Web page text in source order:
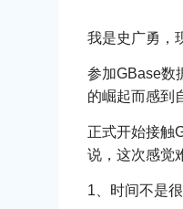
我是史广勇，
参加GBase数
的崛起而感到
正式开始接触
说，这次感觉
1、时间不是